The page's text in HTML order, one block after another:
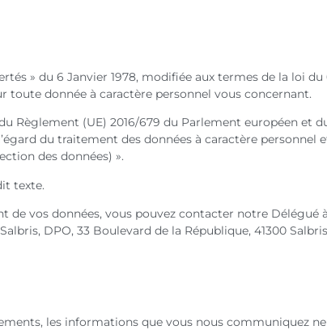
» du 6 Janvier 1978, modifiée aux termes de la loi
toute donnée à caractère personnel vous concernant.
Règlement (UE) 2016/679 du Parlement européen et
du traitement des données à caractère personnel
des données) ».
texte.
vos données, vous pouvez contacter notre Délégué
DPO, 33 Boulevard de la République, 41300
les informations que vous nous communiquez